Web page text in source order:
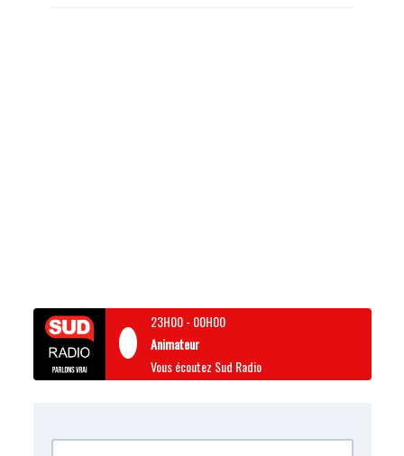
23H00- 00H00
Animateur
Vous écoutez Sud Radio